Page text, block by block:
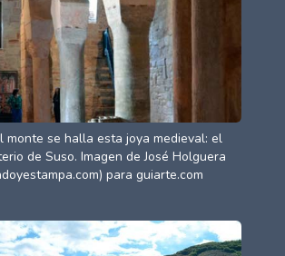
monte se halla esta joya medieval: el
de Suso. Imagen de José Holguera
para guiarte.com